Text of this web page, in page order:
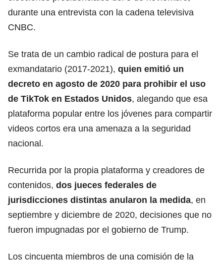
durante una entrevista con la cadena televisiva
CNBC.
Se trata de un cambio radical de postura para el
exmandatario (2017-2021), quien emitió un
decreto en agosto de 2020 para prohibir el uso
de TikTok en Estados Unidos, alegando que esa
plataforma popular entre los jóvenes para compartir
videos cortos era una amenaza a la seguridad
nacional.
Recurrida por la propia plataforma y creadores de
contenidos, dos jueces federales de
jurisdicciones distintas anularon la medida, en
septiembre y diciembre de 2020, decisiones que no
fueron impugnadas por el gobierno de Trump.
Los cincuenta miembros de una comisión de la